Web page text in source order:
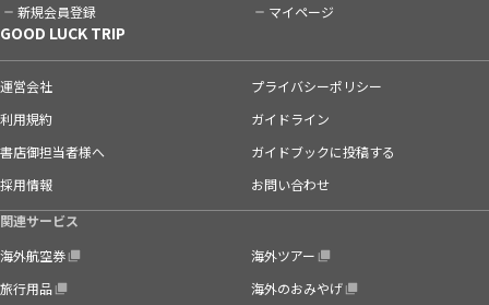
新規会員登録 マイページ
GOOD LUCK TRIP
運営会社
プライバシーポリシー
利用規約
ガイドライン
書店御担当者様へ
ガイドブックに投稿する
採用情報
お問い合わせ
関連サービス
海外航空券
海外ツアー
旅行用品
海外のおみやげ